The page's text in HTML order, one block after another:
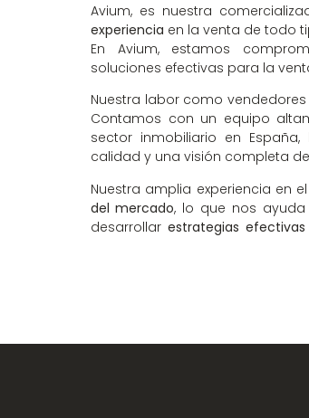
Avium, es nuestra
experiencia en la venta de todo
En Avium, estamos
soluciones efectivas para la
Nuestra labor como
Contamos con un equipo
sector inmobiliario en
calidad y una visión completa
Nuestra amplia experiencia en
del mercado, lo que nos
desarrollar estrategias efectivas